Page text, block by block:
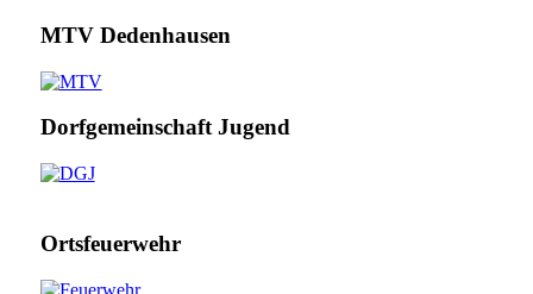
MTV Dedenhausen
Dorfgemeinschaft Jugend
Ortsfeuerwehr